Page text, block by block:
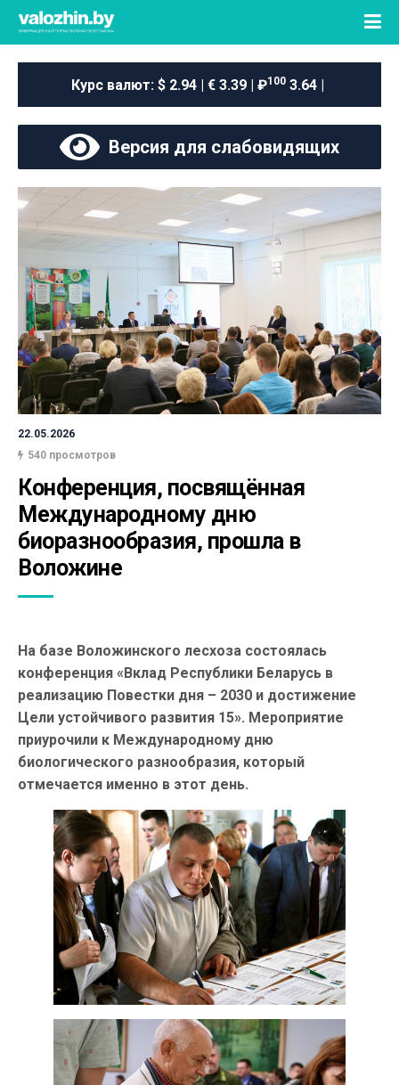
Курс валют: $ 2.94 | € 3.39 | ₽100 3.64 |
Версия для слабовидящих
22.05.2026
540 просмотров
Конференция, посвящённая
Международному дню
биоразнообразия, прошла в
Воложине
На базе Воложинского лесхоза состоялась
конференция «Вклад Республики Беларусь в
реализацию Повестки дня – 2030 и достижение
Цели устойчивого развития 15». Мероприятие
приурочили к Международному дню
биологического разнообразия, который
отмечается именно в этот день.